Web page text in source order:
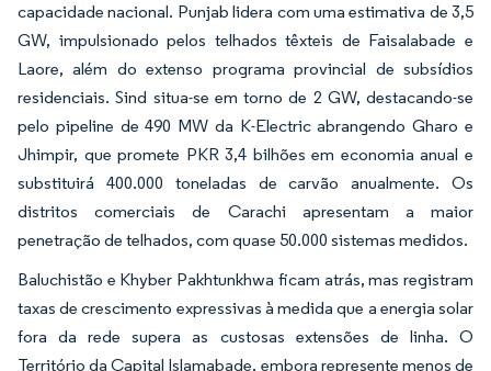
capacidade nacional. Punjab lidera com uma estimativa de 3,5
GW, impulsionado pelos telhados têxteis de Faisalabade e
Laore, além do extenso programa provincial de subsídios
residenciais. Sind situa-se em torno de 2 GW, destacando-se
pelo pipeline de 490 MW da K-Electric abrangendo Gharo e
Jhimpir, que promete PKR 3,4 bilhões em economia anual e
substituirá 400.000 toneladas de carvão anualmente. Os
distritos comerciais de Carachi apresentam a maior
penetração de telhados, com quase 50.000 sistemas medidos.
Baluchistão e Khyber Pakhtunkhwa ficam atrás, mas registram
taxas de crescimento expressivas à medida que a energia solar
fora da rede supera as custosas extensões de linha. O
Território da Capital Islamabade, embora represente menos de